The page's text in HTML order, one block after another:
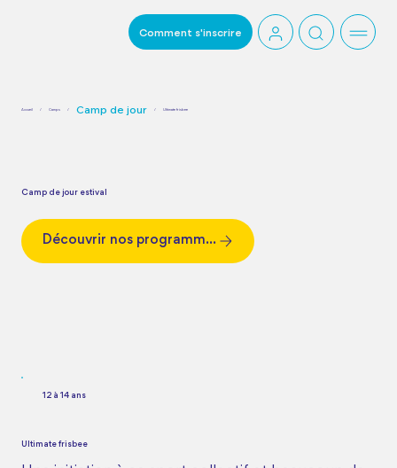
Comment s'inscrire
Accueil / Camps / Camp de jour / Ultimate frisbee
Camp de jour estival
Découvrir nos programmes
12 à 14 ans
Ultimate frisbee